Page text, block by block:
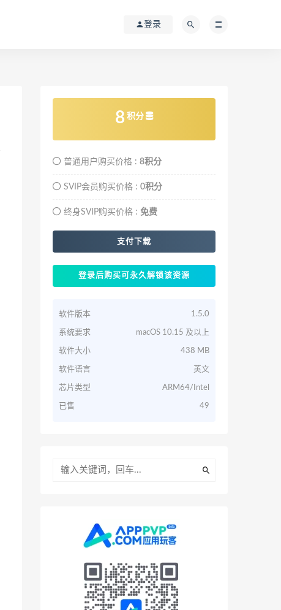
登录
8 积分
普通用户购买价格 : 8积分
SVIP会员购买价格 : 0积分
终身SVIP购买价格 : 免费
支付下载
登录后购买可永久解锁该资源
软件版本 1.5.0
系统要求 macOS 10.15 及以上
软件大小 438 MB
软件语言 英文
芯片类型 ARM64/Intel
已售 49